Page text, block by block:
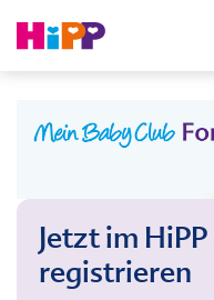
Jetzt im
registrieren